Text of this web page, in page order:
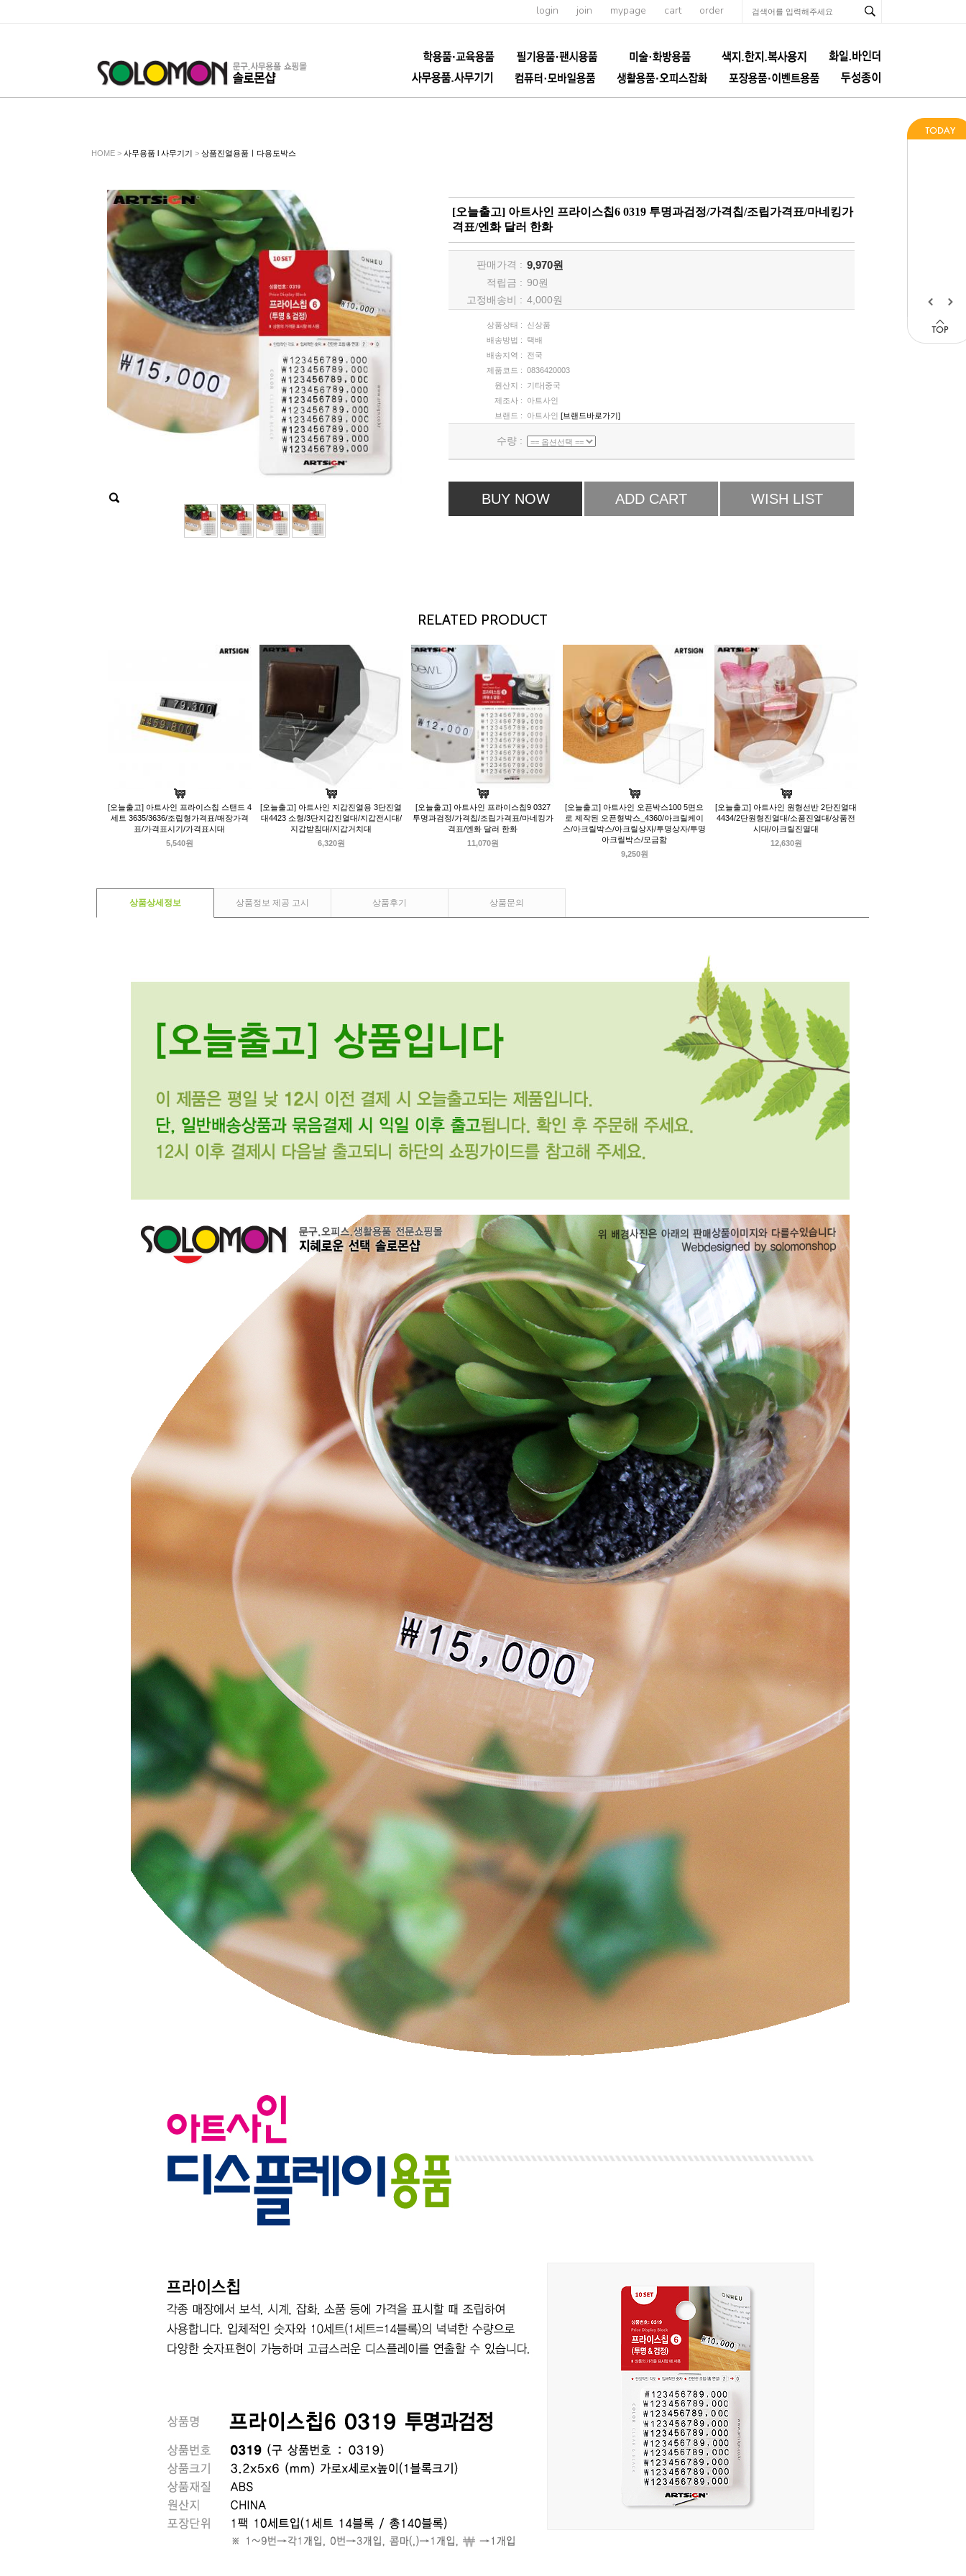
login join mypage cart order
HOME > 사무용품 l 사무기기 > 상품진열용품ㅣ다용도박스
[오늘출고] 아트사인 프라이스칩6 0319 투명과검정/가격칩/조립가격표/마네킹가
격표/엔화 달러 한화
판매가격 : 9,970원
적립금 : 90원
고정배송비 : 4,000원
상품상태 :
신상품
배송방법 :
택배
배송지역 :
전국
제품코드 : 0836420003
원산지 :
기타|중국
제조사 :
아트사인
브랜드 :
아트사인 [브랜드바로가기]
수량 :
BUY NOW ADD CART WISH LIST
RELATED PRODUCT
[오늘출고] 아트사인 프라이스칩 스탠드 4
세트 3635/3636/조립형가격표/매장가격
표/가격표시기/가격표시대
5,540원
[오늘출고] 아트사인 지갑진열용 3단진열
대4423 소형/3단지갑진열대/지갑전시대/
지갑받침대/지갑거치대
6,320원
[오늘출고] 아트사인 프라이스칩9 0327
투명과검정/가격칩/조립가격표/마네킹가
격표/엔화 달러 한화
11,070원
[오늘출고] 아트사인 오픈박스100 5면으
로 제작된 오픈형박스_4360/아크릴케이
스/아크릴박스/아크릴상자/투명상자/투명
아크릴박스/모금함
9,250원
[오늘출고] 아트사인 원형선반 2단진열대
4434/2단원형진열대/소품진열대/상품전
시대/아크릴진열대
12,630원
상품상세정보 상품정보 제공 고시 상품후기 상품문의